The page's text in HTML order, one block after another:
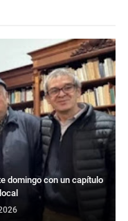
domingo con un capítulo